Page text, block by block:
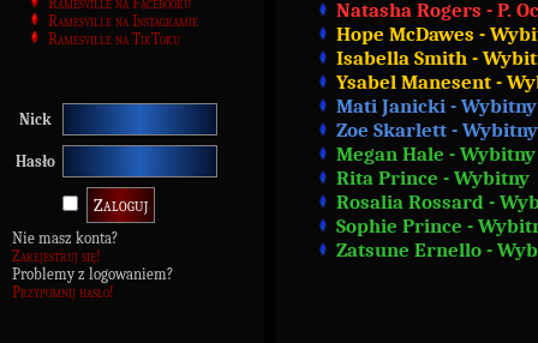
Ramesville na Instagramie
Ramesville na TikToku
Nick
Hasło
Nie masz konta?
Zarejestruj się!
Problemy z logowaniem?
Przypomnij hasło!
Natasha Rogers - P.
Hope McDawes -
Isabella Smith -
Ysabel Manesent -
Mati Janicki - Wybitny
Zoe Skarlett - Wybitny
Megan Hale - Wybitny
Rita Prince - Wybitny
Rosalia Rossard -
Sophie Prince -
Zatsune Ernello -